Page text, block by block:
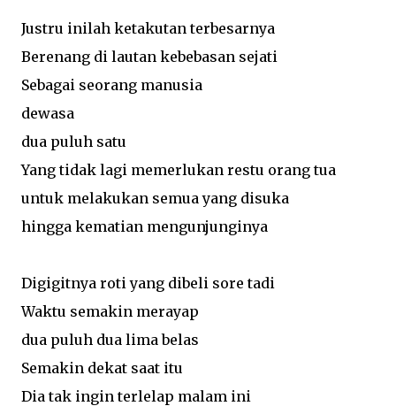
Justru inilah ketakutan terbesarnya
Berenang di lautan kebebasan sejati
Sebagai seorang manusia
dewasa
dua puluh satu
Yang tidak lagi memerlukan restu orang tua
untuk melakukan semua yang disuka
hingga kematian mengunjunginya
Digigitnya roti yang dibeli sore tadi
Waktu semakin merayap
dua puluh dua lima belas
Semakin dekat saat itu
Dia tak ingin terlelap malam ini